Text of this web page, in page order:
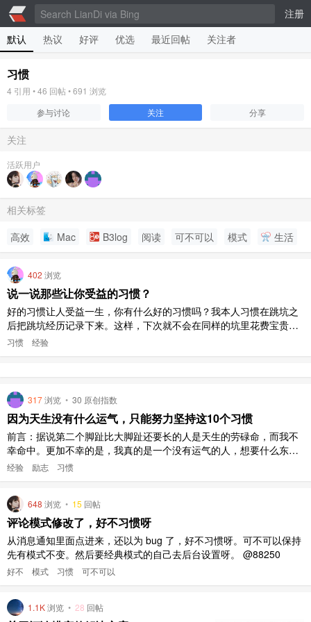
注册
默认
热议 好评 优选 最近回帖 关注者
习惯
4 引用 •46 回帖 •691 浏览
参与讨论
关注 分享
关注
活跃用户
相关标签
高效
Mac B3log 阅读 可不可以 模式 生活
402 浏览
说一说那些让你受益的习惯？
好的习惯让人受益一生，你有什么好的习惯吗？我本人习惯在跳坑之
后把跳坑经历记录下来。这样，下次就不会在同样的坑里花费宝贵的
时间，觉得有必要还会总结一下写成文字。那么你呢？
习惯 经验
317浏览 • 30 原创指数
因为天生没有什么运气，只能努力坚持这10个习惯
前言：据说第二个脚趾比大脚趾还要长的人是天生的劳碌命，而我不
幸命中。更加不幸的是，我真的是一个没有运气的人，想要什么东西
都要比别人多花好几倍的力气。我也想过放弃，但是又不想妥协于一
这10个习惯， ..
经验 励志 习惯
648 浏览 • 15 回帖
评论模式修改了，好不习惯呀
从消息通知里面点进来，还以为 bug 了，好不习惯呀。可不可以保持
先有模式不变。然后要经典模式的自己去后台设置呀。 @88250
好不 模式 习惯 可不可以
1.1K浏览 • 28 回帖